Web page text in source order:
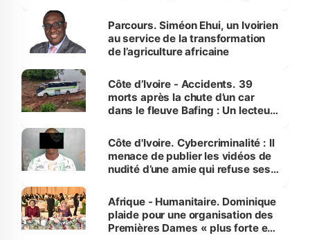
Parcours. Siméon Ehui, un Ivoirien
au service de la transformation
de l’agriculture africaine
Côte d’Ivoire - Accidents. 39
morts après la chute d’un car
dans le fleuve Bafing : Un lecteur
des Transports
Côte d'Ivoire. Cybercriminalité : Il
menace de publier les vidéos de
nudité d’une amie qui refuse ses
Afrique - Humanitaire. Dominique
plaide pour une organisation des
Premières Dames « plus forte et